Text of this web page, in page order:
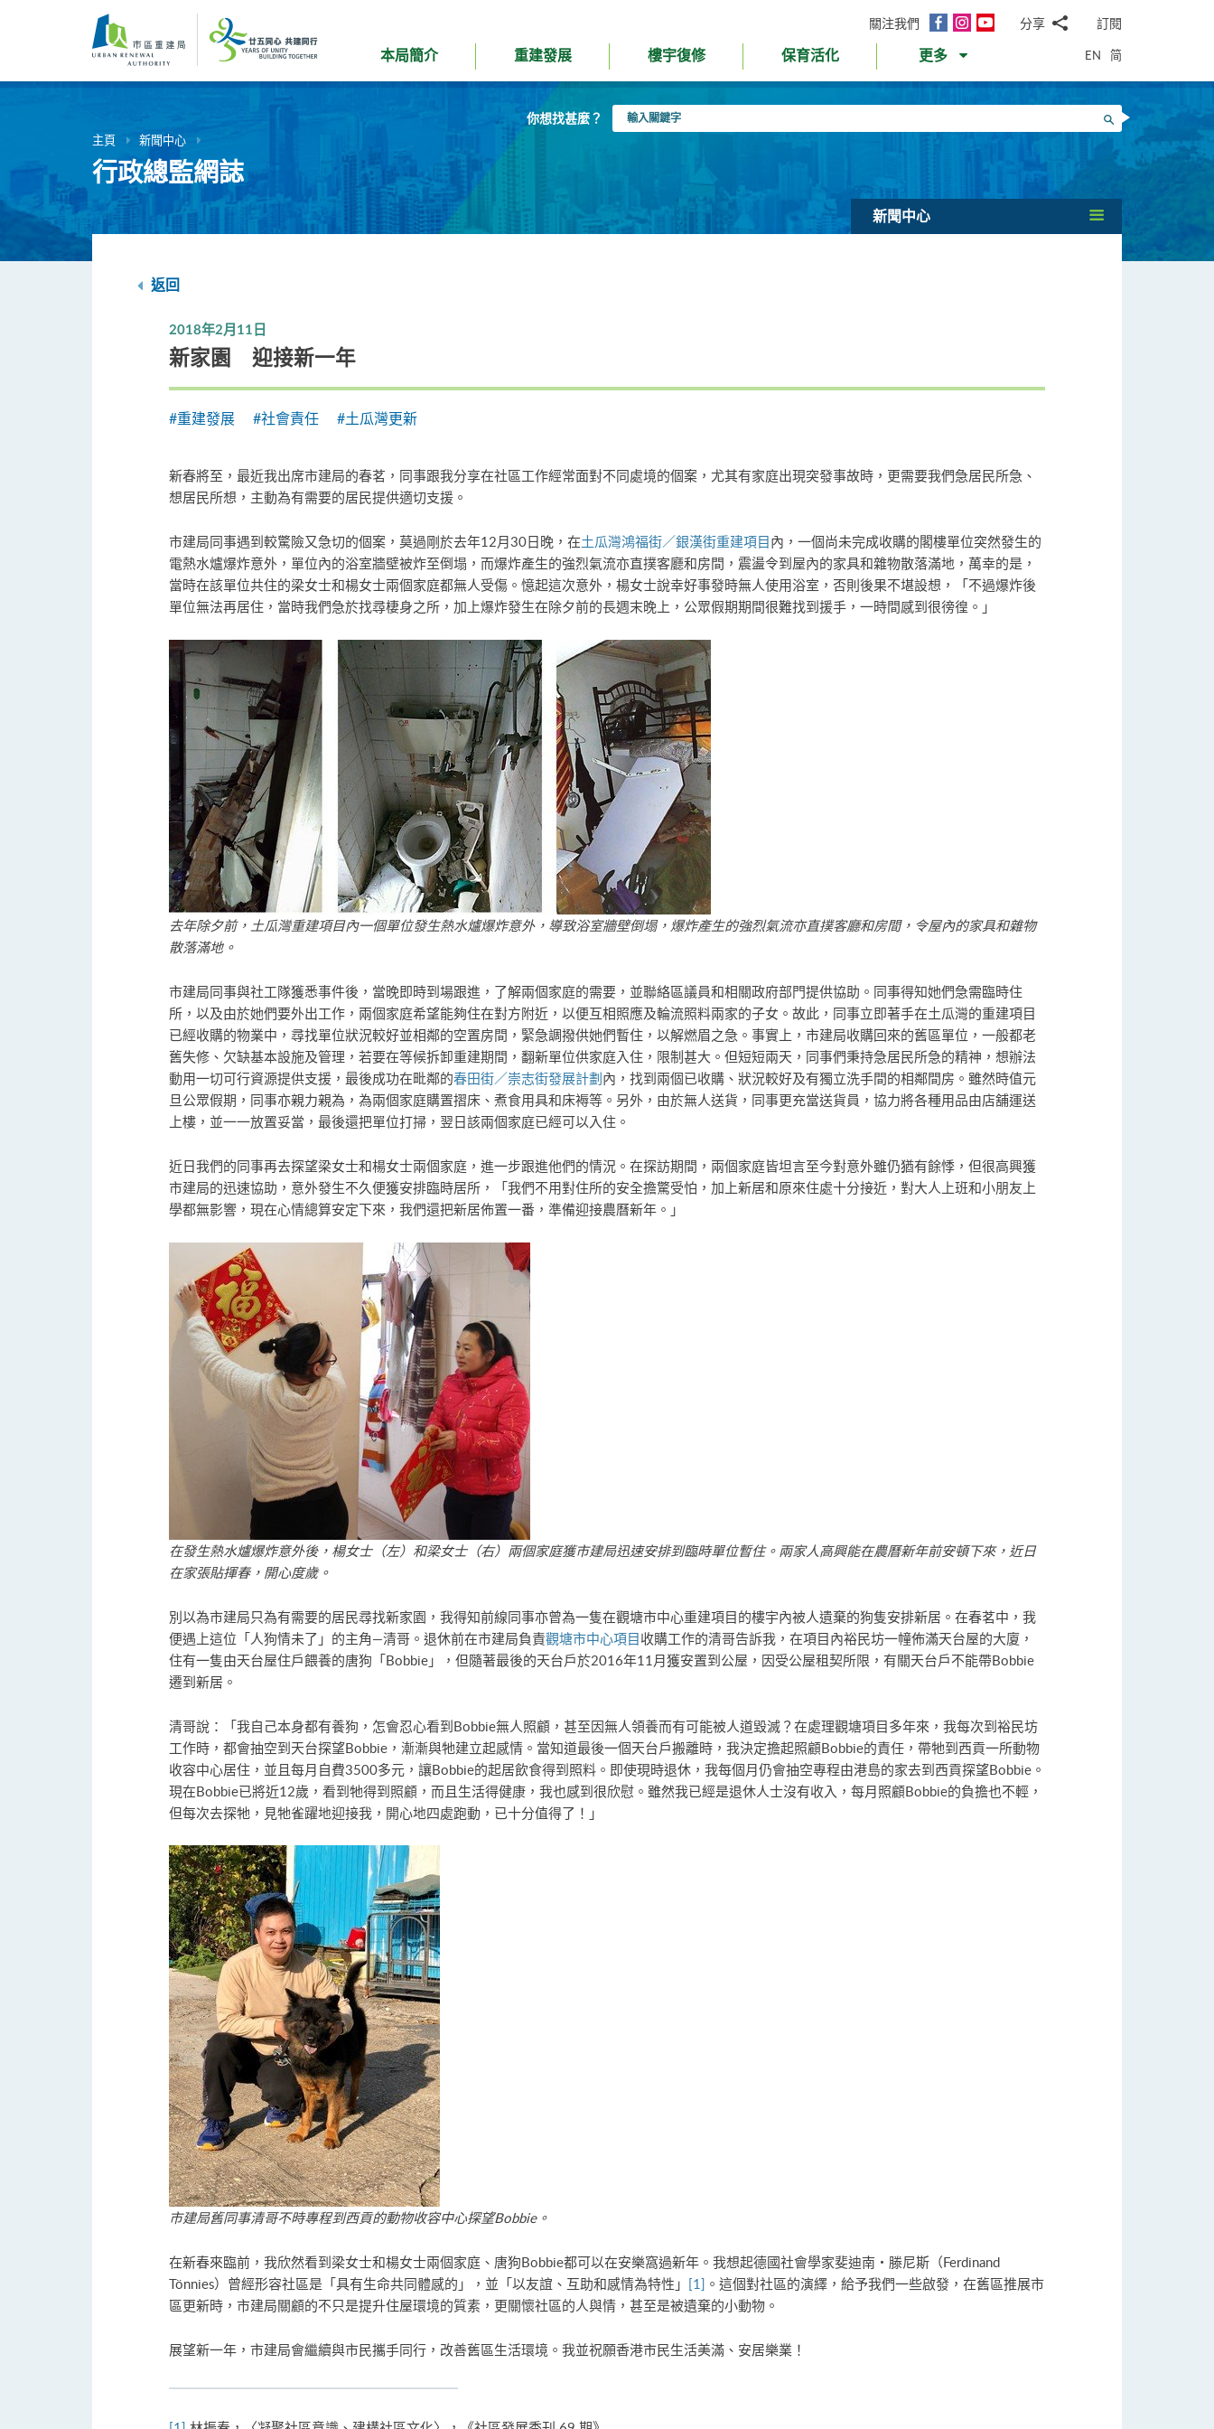
內
關注我們
面
InstagramYouTube分享
郵WhatsApp
微
信
面
書Twitter
LinkedIn
微
訂閱
本局簡介 重建發展 樓宇復修 保育活化 更多 EN 简
你想找甚麼？
入
搜尋
主頁 新聞中心
行政總監網誌
新聞中心
返回
2018年2月11日
新家園 迎接新一年
#重建發展 #社會責任 #土瓜灣更新
新春將至，最近我出席市建局的春茗，同事跟我分享在社區工作經常面對不同處境的個案，尤其有家庭出現突發事故時，更需要我們急居民所急、
想居民所想，主動為有需要的居民提供適切支援。
市建局同事遇到較驚險又急切的個案，莫過剛於去年12月30日晚，在土瓜灣鴻福街／銀漢街重建項目內，一個尚未完成收購的閣樓單位突然發生的
電熱水爐爆炸意外，單位內的浴室牆壁被炸至倒塌，而爆炸產生的強烈氣流亦直撲客廳和房間，震盪令到屋內的家具和雜物散落滿地，萬幸的是，
當時在該單位共住的梁女士和楊女士兩個家庭都無人受傷。憶起這次意外，楊女士說幸好事發時無人使用浴室，否則後果不堪設想，「不過爆炸後
單位無法再居住，當時我們急於找尋棲身之所，加上爆炸發生在除夕前的長週末晚上，公眾假期期間很難找到援手，一時間感到很徬徨。」
去年除夕前，土瓜灣重建項目內一個單位發生熱水爐爆炸意外，導致浴室牆壁倒塌，爆炸產生的強烈氣流亦直撲客廳和房間，令屋內的家具和雜物
散落滿地。
市建局同事與社工隊獲悉事件後，當晚即時到場跟進，了解兩個家庭的需要，並聯絡區議員和相關政府部門提供協助。同事得知她們急需臨時住
所，以及由於她們要外出工作，兩個家庭希望能夠住在對方附近，以便互相照應及輪流照料兩家的子女。故此，同事立即著手在土瓜灣的重建項目
已經收購的物業中，尋找單位狀況較好並相鄰的空置房間，緊急調撥供她們暫住，以解燃眉之急。事實上，市建局收購回來的舊區單位，一般都老
舊失修、欠缺基本設施及管理，若要在等候拆卸重建期間，翻新單位供家庭入住，限制甚大。但短短兩天，同事們秉持急居民所急的精神，想辦法
動用一切可行資源提供支援，最後成功在毗鄰的春田街／崇志街發展計劃內，找到兩個已收購、狀況較好及有獨立洗手間的相鄰間房。雖然時值元
旦公眾假期，同事亦親力親為，為兩個家庭購置摺床、煮食用具和床褥等。另外，由於無人送貨，同事更充當送貨員，協力將各種用品由店舖運送
上樓，並一一放置妥當，最後還把單位打掃，翌日該兩個家庭已經可以入住。
近日我們的同事再去探望梁女士和楊女士兩個家庭，進一步跟進他們的情況。在探訪期間，兩個家庭皆坦言至今對意外雖仍猶有餘悸，但很高興獲
市建局的迅速協助，意外發生不久便獲安排臨時居所，「我們不用對住所的安全擔驚受怕，加上新居和原來住處十分接近，對大人上班和小朋友上
學都無影響，現在心情總算安定下來，我們還把新居佈置一番，準備迎接農曆新年。」
在發生熱水爐爆炸意外後，楊女士（左）和梁女士（右）兩個家庭獲市建局迅速安排到臨時單位暫住。兩家人高興能在農曆新年前安頓下來，近日
在家張貼揮春，開心度歲。
別以為市建局只為有需要的居民尋找新家園，我得知前線同事亦曾為一隻在觀塘市中心重建項目的樓宇內被人遺棄的狗隻安排新居。在春茗中，我
便遇上這位「人狗情未了」的主角—清哥。退休前在市建局負責觀塘市中心項目收購工作的清哥告訴我，在項目內裕民坊一幢佈滿天台屋的大廈，
住有一隻由天台屋住戶餵養的唐狗「Bobbie」，但隨著最後的天台戶於2016年11月獲安置到公屋，因受公屋租契所限，有關天台戶不能帶Bobbie
遷到新居。
清哥說：「我自己本身都有養狗，怎會忍心看到Bobbie無人照顧，甚至因無人領養而有可能被人道毀滅？在處理觀塘項目多年來，我每次到裕民坊
工作時，都會抽空到天台探望Bobbie，漸漸與牠建立起感情。當知道最後一個天台戶搬離時，我決定擔起照顧Bobbie的責任，帶牠到西貢一所動物
收容中心居住，並且每月自費3500多元，讓Bobbie的起居飲食得到照料。即使現時退休，我每個月仍會抽空專程由港島的家去到西貢探望Bobbie。
現在Bobbie已將近12歲，看到牠得到照顧，而且生活得健康，我也感到很欣慰。雖然我已經是退休人士沒有收入，每月照顧Bobbie的負擔也不輕，
但每次去探牠，見牠雀躍地迎接我，開心地四處跑動，已十分值得了！」
市建局舊同事清哥不時專程到西貢的動物收容中心探望Bobbie。
在新春來臨前，我欣然看到梁女士和楊女士兩個家庭、唐狗Bobbie都可以在安樂窩過新年。我想起德國社會學家斐迪南‧滕尼斯（Ferdinand
Tönnies）曾經形容社區是「具有生命共同體感的」，並「以友誼、互助和感情為特性」 [1] 。這個對社區的演繹，給予我們一些啟發，在舊區推展市
區更新時，市建局關顧的不只是提升住屋環境的質素，更關懷社區的人與情，甚至是被遺棄的小動物。
展望新一年，市建局會繼續與市民攜手同行，改善舊區生活環境。我並祝願香港市民生活美滿、安居樂業！